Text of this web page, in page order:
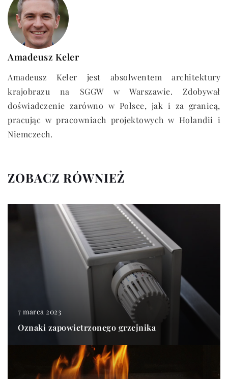
Amadeusz Keler
Amadeusz Keler jest absolwentem architektury
krajobrazu na SGGW w Warszawie. Zdobywał
doświadczenie zarówno w Polsce, jak i za granicą,
pracując w pracowniach projektowych w Holandii i
Niemczech.
ZOBACZ RÓWNIEŻ
7 marca 2023
Oznaki zapowietrzonego grzejnika